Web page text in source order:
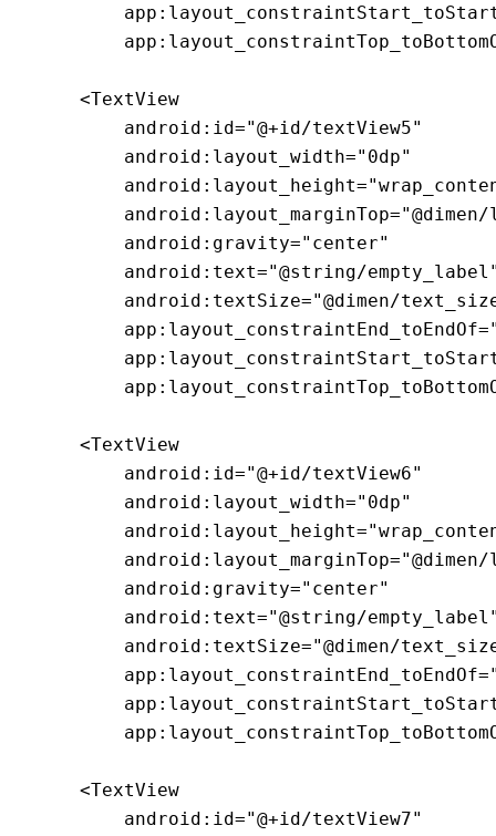
    <TextView
        android:id="@+id/textView5"
        android:layout_width="0dp"
        android:gravity="center"
android:text="@string/
android:textSize="@dimen/
    <TextView
        android:id="@+id/textView6"
        android:layout_width="0dp"
        android:gravity="center"
android:text="@string/
android:textSize="@dimen/
    <TextView
        android:id="@+id/textView7"